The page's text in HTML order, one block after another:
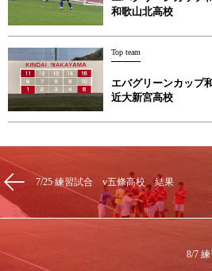
和歌山北高校
Top team
エバグリーンカッ
近大新宮高校
7/25 練習試合 v五條高校 結果
8/7